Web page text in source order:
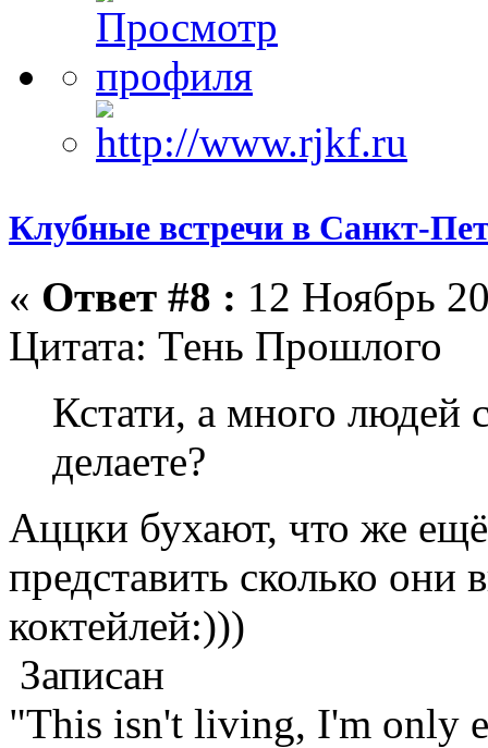
Клубные встречи в Санкт-
« Ответ #8 : 12 Ноябрь
Цитата: Тень Прошлого
Кстати, а много людей
делаете?
Аццки бухают, что же
представить сколько
коктейлей:)))
Записан
"This isn't living, I'm only